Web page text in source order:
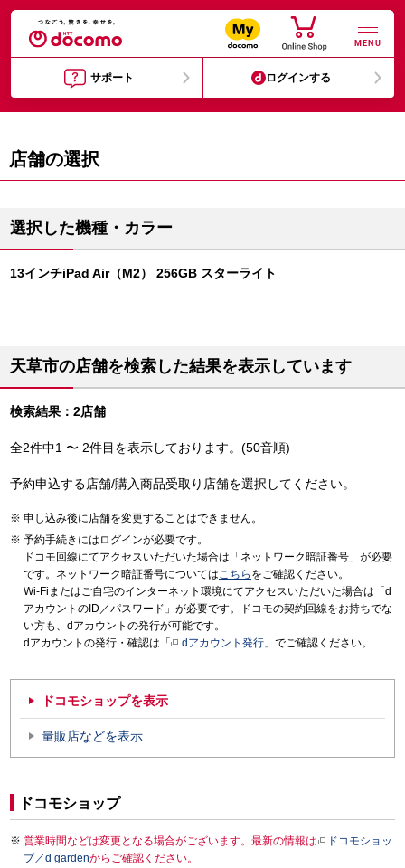
MENU
サポート ログインする
店舗の選択
選択した機種・カラー
13インチiPad Air（M2） 256GB スターライト
天草市の店舗を検索した結果を表示しています
検索結果：2店舗
全2件中1 〜 2件目を表示しております。(50音順)
予約申込する店舗/購入商品受取り店舗を選択してください。
申し込み後に店舗を変更することはできません。
予約手続きにはログインが必要です。
ドコモ回線にてアクセスいただいた場合は「ネットワーク暗証番号」が必要
です。ネットワーク暗証番号についてはこちら をご確認ください。
Wi-Fiまたはご自宅のインターネット環境にてアクセスいただいた場合は「d
アカウントのID／パスワード」が必要です。ドコモの契約回線をお持ちでな
い方も、dアカウントの発行が可能です。
dアカウントの発行・確認は「
dアカウント発行 」でご確認ください。
ドコモショップを表示
量販店などを表示
ドコモショップ
営業時間などは変更となる場合がございます。最新の情報は
ドコモショッ
プ／d gardenからご確認ください。